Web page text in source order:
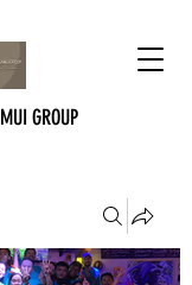
GROUP